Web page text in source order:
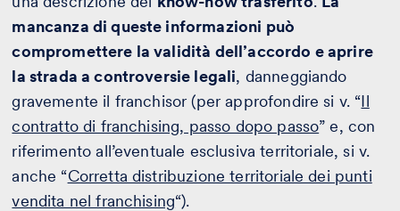
mancanza di queste informazioni può
compromettere la validità dell’accordo e aprire
la strada a controversie legali, danneggiando
gravemente il franchisor (per approfondire si v. “Il
contratto di franchising, passo dopo passo” e, con
riferimento all’eventuale esclusiva territoriale, si v.
anche “Corretta distribuzione territoriale dei punti
vendita nel franchising“).